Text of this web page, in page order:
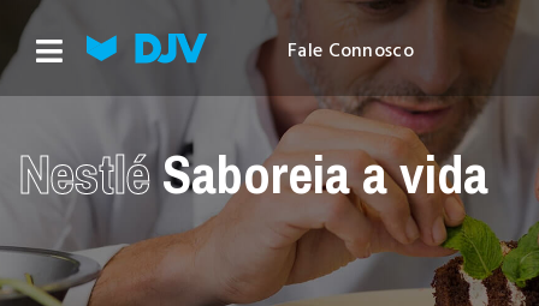
Fale Connosco
NestléSaboreia a vida